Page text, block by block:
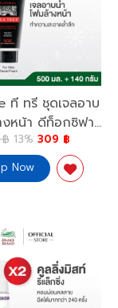
ที ทรี ชุดเจลอาบ
งหน้า ดีท็อกซิฟาย
.+โฟมล้างหน้า ฟ
น 4.8 ออนซ์
Body Wash
4.8Oz
13% 309 ฿
Now